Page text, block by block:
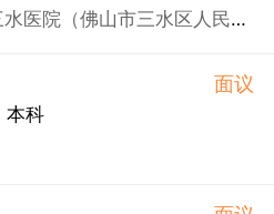
南方医科大学珠江医院三水医院（佛山市三水区人民医院）
面议
本科